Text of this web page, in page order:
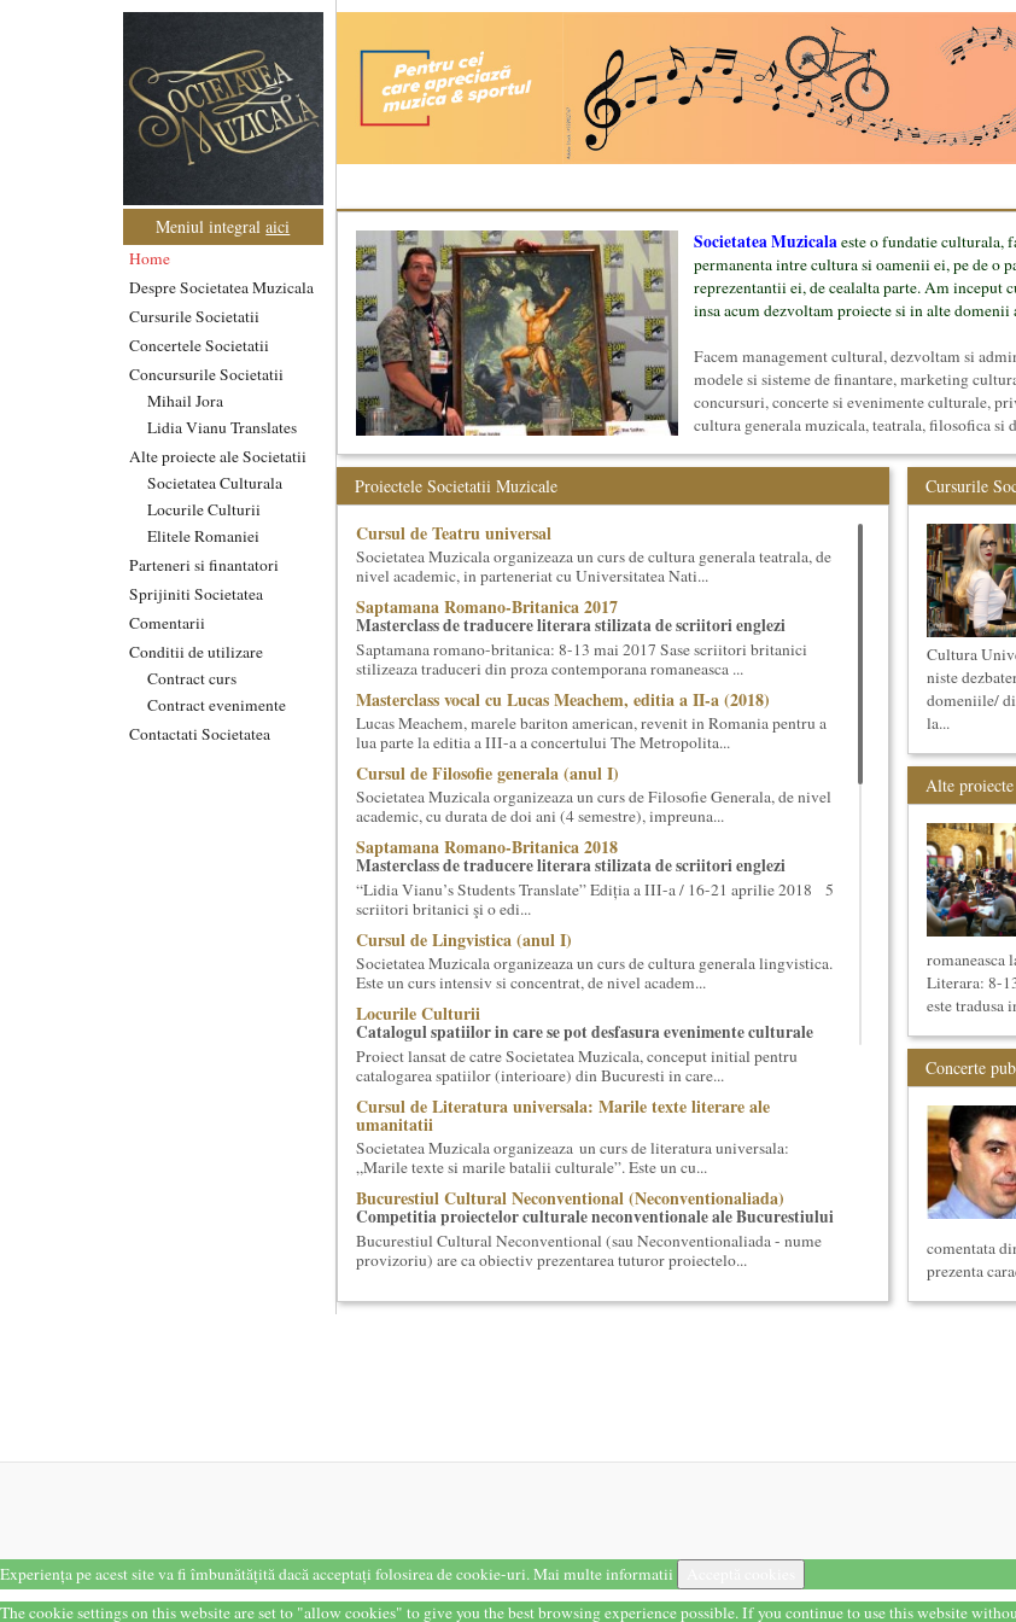
Meniul integralaici
Home
Despre Societatea Muzicala
Cursurile Societatii
Concertele Societatii
Concursurile Societatii
Mihail Jora
Lidia Vianu Translates
Alte proiecte ale Societatii
Societatea Culturala
Locurile Culturii
Elitele Romaniei
Parteneri si finantatori
Sprijiniti Societatea
Comentarii
Conditii de utilizare
Contract curs
Contract evenimente
Contactati Societatea
Societatea Muzicalaeste o fundatie culturala,
permanenta intre cultura si oamenii ei, pe de o
reprezentantii ei, de cealalta parte. Am inceput
insa acum dezvoltam proiecte si in alte
Facem management cultural, dezvoltam si
modele si sisteme de finantare, marketing
concursuri, concerte si evenimente culturale,
cultura generala muzicala, teatrala, filosofica si
mai jos.
Proiectele Societatii Muzicale
Cursul de Teatru universal
Societatea Muzicala organizeaza un curs de cultura generala teatrala, de
nivel academic, in parteneriat cu Universitatea Nati...
Saptamana Romano-Britanica 2017
Masterclass de traducere literara stilizata de scriitori englezi
Saptamana romano-britanica: 8-13 mai 2017 Sase scriitori britanici
stilizeaza traduceri din proza contemporana romaneasca ...
Masterclass vocal cu Lucas Meachem, editia a II-a (2018)
Lucas Meachem, marele bariton american, revenit in Romania pentru a
lua parte la editia a III-a a concertului The Metropolita...
Cursul de Filosofie generala (anul I)
Societatea Muzicala organizeaza un curs de Filosofie Generala, de nivel
academic, cu durata de doi ani (4 semestre), impreuna...
Saptamana Romano-Britanica 2018
Masterclass de traducere literara stilizata de scriitori englezi
“Lidia Vianu’s Students Translate” Ediția a III-a / 16-21 aprilie 2018 5
scriitori britanici şi o edi...
Cursul de Lingvistica (anul I)
Societatea Muzicala organizeaza un curs de cultura generala lingvistica.
Este un curs intensiv si concentrat, de nivel academ...
Locurile Culturii
Catalogul spatiilor in care se pot desfasura evenimente culturale
Proiect lansat de catre Societatea Muzicala, conceput initial pentru
catalogarea spatiilor (interioare) din Bucuresti in care...
Cursul de Literatura universala: Marile texte literare ale
umanitatii
Societatea Muzicala organizeaza un curs de literatura universala:
„Marile texte si marile batalii culturale”. Este un cu...
Bucurestiul Cultural Neconventional (Neconventionaliada)
Competitia proiectelor culturale neconventionale ale Bucurestiului
Bucurestiul Cultural Neconventional (sau Neconventionaliada - nume
provizoriu) are ca obiectiv prezentarea tuturor proiectelo...
Platforma online de marketing cultural
O bucatarie ca-n filme
Societatea Muzicala organizeaza un curs de cultura generala lingvistica.
Este un curs intensiv si concentrat, de nivel academ...
Cursul de Cinematografie universala: Marile capodopere si marii
Cursurile
Cultura
niste
domeniile/
la...
Alte proiecte
romaneasca
Literara: 8-
este tradusa
Concerte
comentata
prezenta
Experiența pe acest site va fi îmbunătățită dacă acceptați folosirea de cookie-uri.Mai multe informatii
The cookie settings on this website are set to "allow cookies" to give you the best browsing experience possible. If you continue to use this website